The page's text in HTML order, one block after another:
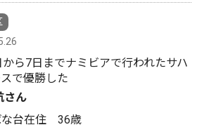
から7日までナミビアで行われたサハ
で優勝した
さん
な台在住 36歳